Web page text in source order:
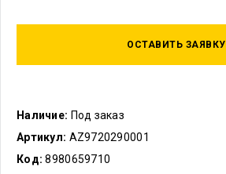
Наличие: Под заказ
Артикул: AZ9720290001
Код: 8980659710
ОСТАВИТЬ ЗАЯВКУ